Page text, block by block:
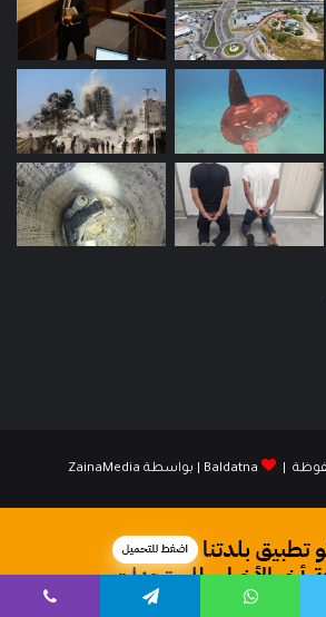
|
Baldatna | بواسطة ZainaMedia